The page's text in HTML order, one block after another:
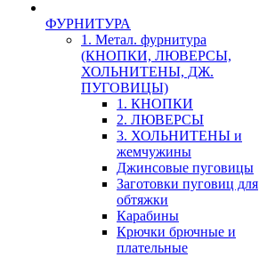
ФУРНИТУРА
1. Метал. фурнитура
(КНОПКИ, ЛЮВЕРСЫ,
ХОЛЬНИТЕНЫ, ДЖ.
ПУГОВИЦЫ)
1. КНОПКИ
2. ЛЮВЕРСЫ
3. ХОЛЬНИТЕНЫ и
жемчужины
Джинсовые пуговицы
Заготовки пуговиц для
обтяжки
Карабины
Крючки брючные и
плательные